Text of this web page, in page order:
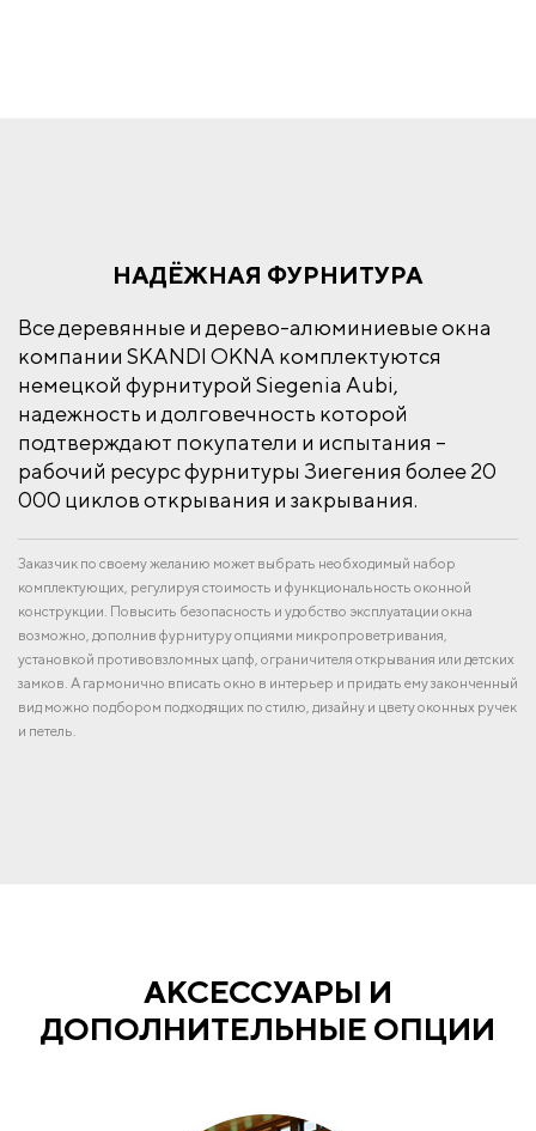
НАДЁЖНАЯ ФУРНИТУРА
Все деревянные и дерево-алюминиевые окна
компании SKANDI OKNA комплектуются
немецкой фурнитурой Siegenia Aubi,
надежность и долговечность которой
подтверждают покупатели и испытания –
рабочий ресурс фурнитуры Зиегения более 20
000 циклов открывания и закрывания.
Заказчик по своему желанию может выбрать необходимый набор
комплектующих, регулируя стоимость и функциональность оконной
конструкции. Повысить безопасность и удобство эксплуатации окна
возможно, дополнив фурнитуру опциями микропроветривания,
установкой противовзломных цапф, ограничителя открывания или детских
замков. А гармонично вписать окно в интерьер и придать ему законченный
вид можно подбором подходящих по стилю, дизайну и цвету оконных ручек
и петель.
АКСЕССУАРЫ И
ДОПОЛНИТЕЛЬНЫЕ ОПЦИИ